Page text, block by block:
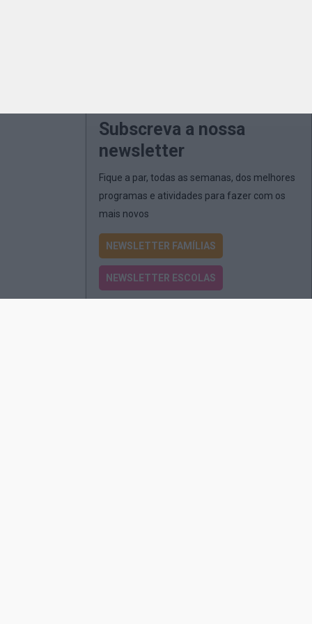
Subscreva a nossa
newsletter
Fique a par, todas as semanas, dos melhores
programas e atividades para fazer com os
mais novos
NEWSLETTER FAMÍLIAS
NEWSLETTER ESCOLAS